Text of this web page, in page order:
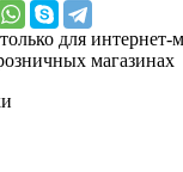
для интернет-
магазинах